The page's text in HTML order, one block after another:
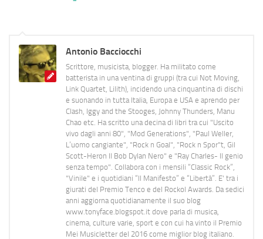
Antonio Bacciocchi
Scrittore, musicista, blogger. Ha militato come
batterista in una ventina di gruppi (tra cui Not Moving,
Link Quartet, Lilith), incidendo una cinquantina di dischi
e suonando in tutta Italia, Europa e USA e aprendo per
Clash, Iggy and the Stooges, Johnny Thunders, Manu
Chao etc. Ha scritto una decina di libri tra cui "Uscito
vivo dagli anni 80", "Mod Generations", "Paul Weller,
L’uomo cangiante", "Rock n Goal", "Rock n Spor"t, Gil
Scott-Heron Il Bob Dylan Nero" e "Ray Charles- Il genio
senza tempo". Collabora con i mensili “Classic Rock”,
"Vinile" e i quotidiani “Il Manifesto” e “Libertà”. E' tra i
giurati del Premio Tenco e del Rockol Awards. Da sedici
anni aggiorna quotidianamente il suo blog
www.tonyface.blogspot.it dove parla di musica,
cinema, culture varie, sport e con cui ha vinto il Premio
Mei Musicletter del 2016 come miglior blog italiano.